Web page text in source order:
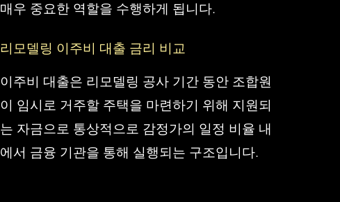
매우 중요한 역할을 수행하게 됩니다.
리모델링 이주비 대출 금리 비교
이주비 대출은 리모델링 공사 기간 동안 조합원
이 임시로 거주할 주택을 마련하기 위해 지원되
는 자금으로 통상적으로 감정가의 일정 비율 내
에서 금융 기관을 통해 실행되는 구조입니다.